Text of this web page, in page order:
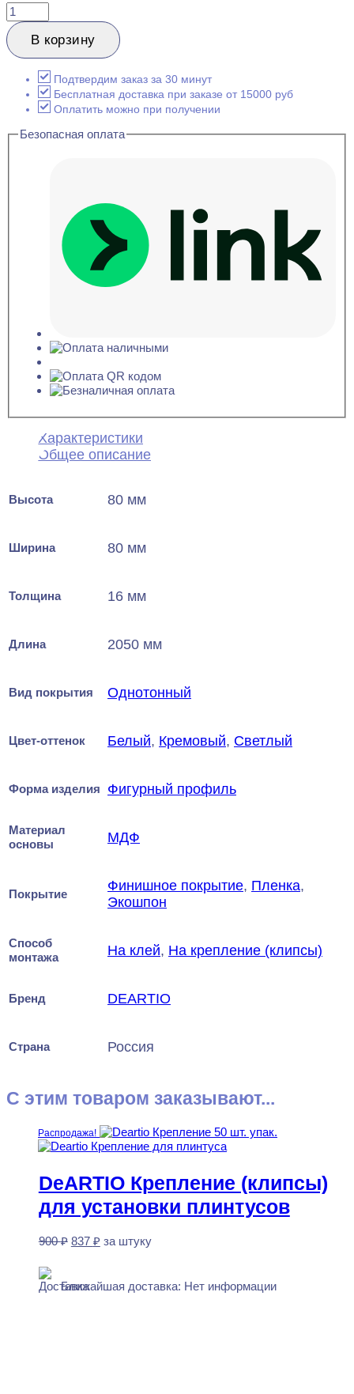
Количество
товара
DeARTIO
U104-
Кремовый
RAL
9010
напольный
В корзину
Подтвердим заказ за 30 минут
Бесплатная доставка при заказе от 15000 руб
Оплатить можно при получении
Безопасная оплата
Характеристики
Общее описание
Высота 80 мм
Ширина 80 мм
Толщина 16 мм
Длина 2050 мм
Вид покрытия Однотонный
Цвет-оттенок Белый, Кремовый, Светлый
Форма изделия Фигурный профиль
Материал
основы
МДФ
Покрытие
Финишное покрытие, Пленка,
Экошпон
Способ
монтажа
На клей, На крепление (клипсы)
Бренд DEARTIO
Страна Россия
С этим товаром заказывают...
Распродажа!
DeARTIO Крепление (клипсы)
для установки плинтусов
900₽ Первоначальная
900 ₽.
837 ₽Текущая
за штуку
Ближайшая доставка: Нет информации